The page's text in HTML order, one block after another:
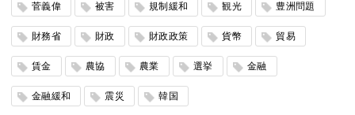
菅義偉 被害 規制緩和 観光 豊洲問題
財務省 財政 財政政策 貨幣 貿易
賃金 農協 農業 選挙 金融
金融緩和 震災 韓国